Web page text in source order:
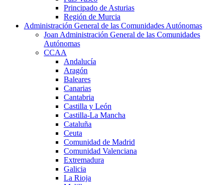
Principado de Asturias
Región de Murcia
Administración General de las Comunidades Autónomas
Joan Administración General de las Comunidades
Autónomas
CCAA
Andalucía
Aragón
Baleares
Canarias
Cantabria
Castilla y León
Castilla-La Mancha
Cataluña
Ceuta
Comunidad de Madrid
Comunidad Valenciana
Extremadura
Galicia
La Rioja